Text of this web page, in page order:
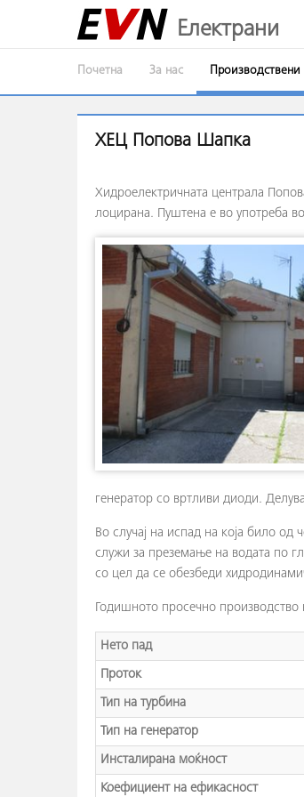
Електрани
Почетна За нас
ХЕЦ Попова Шапка
Хидроелектричната централа
лоцирана. Пуштена е во употреба
генератор со вртливи диоди.
Во случај на испад на која било од
служи за преземање на водата по
со цел да се обезбеди
Годишното просечно
Нето пад
Проток
Тип на турбина
Тип на генератор
Инсталирана моќност
Коефициент на ефикасност